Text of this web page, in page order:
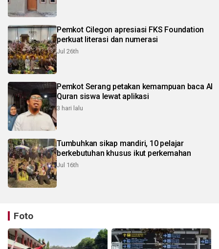
Pemkot Cilegon apresiasi FKS Foundation
perkuat literasi dan numerasi
Jul 26th
Pemkot Serang petakan kemampuan baca Al
Quran siswa lewat aplikasi
3 hari lalu
Tumbuhkan sikap mandiri, 10 pelajar
berkebutuhan khusus ikut perkemahan
Jul 16th
Foto